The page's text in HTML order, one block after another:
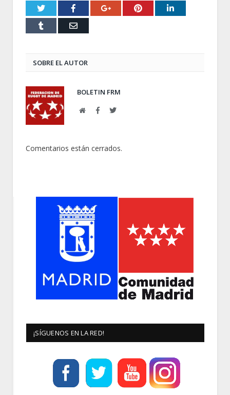
Twitter Facebook Google+ Pinterest LinkedIn
Email
SOBRE EL AUTOR
BOLETIN FRM
WebFacebookTwitter
Comentarios están cerrados.
¡SÍGUENOS EN LA RED!